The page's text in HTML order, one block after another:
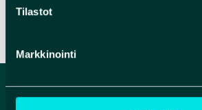
Tilastot
Markkinointi
VERKKOSIVUT